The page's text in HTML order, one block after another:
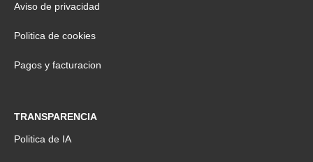
Aviso de privacidad
Politica de cookies
Pagos y facturacion
TRANSPARENCIA
Politica de IA